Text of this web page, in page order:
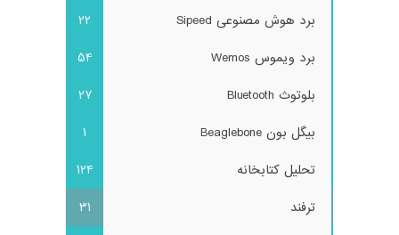
برد هوش مصنوعی Sipeed
22
برد ویموس Wemos
54
بلوتوث Bluetooth
27
بیگل بون Beaglebone
1
تحلیل کتابخانه
124
ترفند
31